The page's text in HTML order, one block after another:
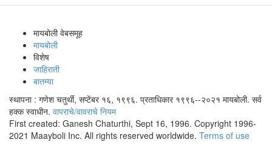
मायबोली वेबसमूह
मायबोली
विशेष
जाहिराती
बातम्या
स्थापना : गणेश चतुर्थी, सप्टेंबर १६, १९९६. प्रताधिकार १९९६--२०२१ मायबोली. सर्व
हक्क स्वाधीन. वापराचे/वावराचे नियम
First created: Ganesh Chaturthi, Sept 16, 1996. Copyright 1996-
2021 Maayboli Inc. All rights reserved worldwide. Terms of use